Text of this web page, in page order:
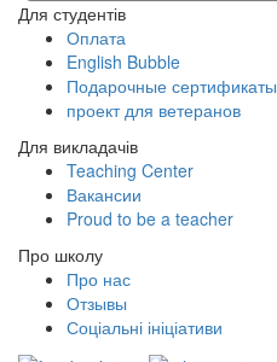
Для студентів
Оплата
English Bubble
Подарочные сертификаты
проект для ветеранов
Для викладачів
Teaching Center
Вакансии
Proud to be a teacher
Про школу
Про нас
Отзывы
Соціальні ініціативи